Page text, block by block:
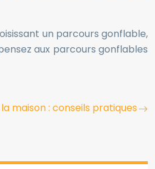
un parcours gonflable,
aux parcours gonflables
maison : conseils pratiques